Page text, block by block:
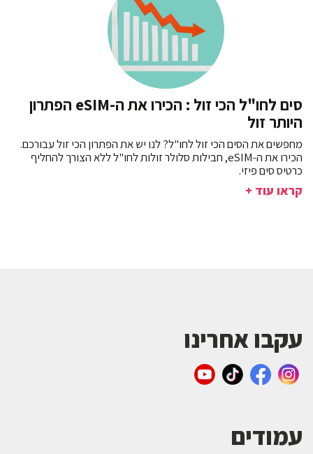
סים לחו"ל הכי זול : הכירו את ה-eSIM הפתרון
היותר זול
מחפשים את הסים הכי זול לחו"ל? לנו יש את הפתרון הכי זול עבורכם.
הכירו את ה-eSIM, חבילות סלולר זולות לחו"ל ללא הצורך להחליף
כרטיס סים פיזי.
קראו עוד +
עקבו אחרינו
עמודים